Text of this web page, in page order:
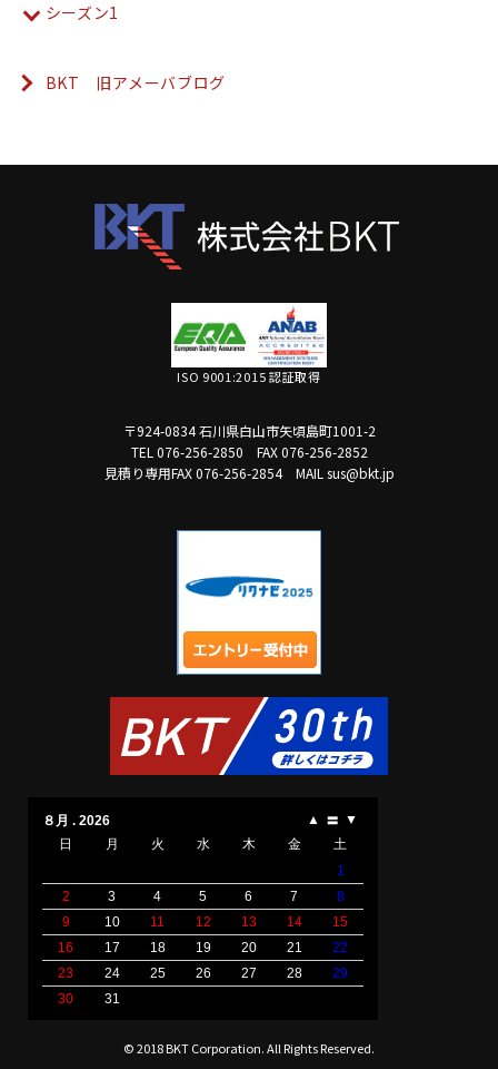
シーズン1
BKT 旧アメーバブログ
ISO 9001:2015 認証取得
〒924-0834 石川県白山市矢頃島町1001-2
TEL 076-256-2850
FAX 076-256-2852
見積り専用FAX 076-256-2854
MAIL sus@bkt.jp
© 2018 BKT Corporation. All Rights Reserved.